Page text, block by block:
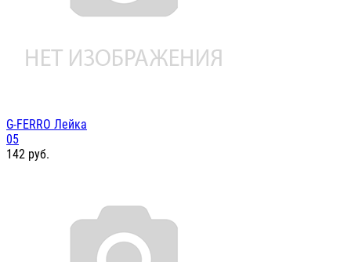
G-FERRO Лейка
05
142 руб.